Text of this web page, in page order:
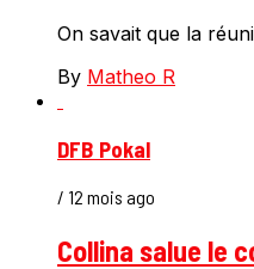
On savait que la
By Matheo R
DFB Pokal
/ 12 mois ago
Collina salue le